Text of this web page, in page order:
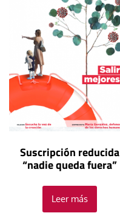
Suscripción reducida
“nadie queda fuera”
Leer más